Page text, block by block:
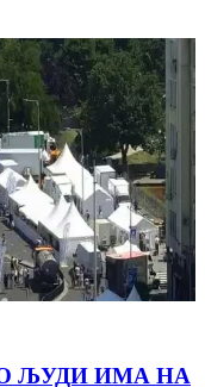
ЉУДИ ИМА НА